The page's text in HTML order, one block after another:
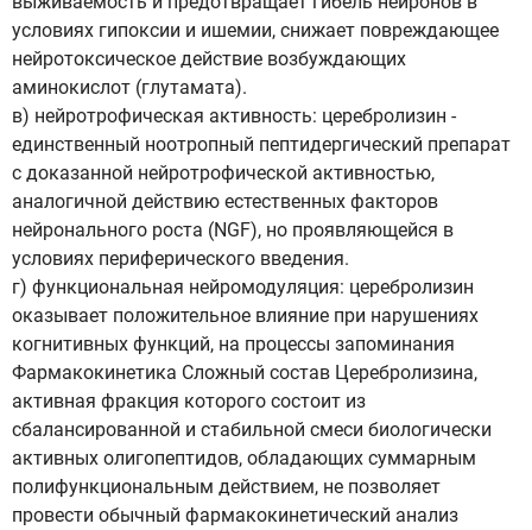
условиях гипоксии и ишемии, снижает повреждающее
нейротоксическое действие возбуждающих
аминокислот (глутамата).
в) нейротрофическая активность: церебролизин -
единственный ноотропный пептидергический препарат
с доказанной нейротрофической активностью,
аналогичной действию естественных факторов
нейронального роста (NGF), но проявляющейся в
условиях периферического введения.
г) функциональная нейромодуляция: церебролизин
оказывает положительное влияние при нарушениях
когнитивных функций, на процессы запоминания
Фармакокинетика Сложный состав Церебролизина,
активная фракция которого состоит из
сбалансированной и стабильной смеси биологически
активных олигопептидов, обладающих суммарным
полифункциональным действием, не позволяет
провести обычный фармакокинетический анализ